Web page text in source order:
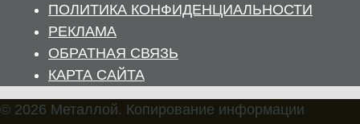
ПОЛИТИКА КОНФИДЕНЦИАЛЬНОСТИ
РЕКЛАМА
ОБРАТНАЯ СВЯЗЬ
КАРТА САЙТА
© 2026 Металлой. Копирование информации